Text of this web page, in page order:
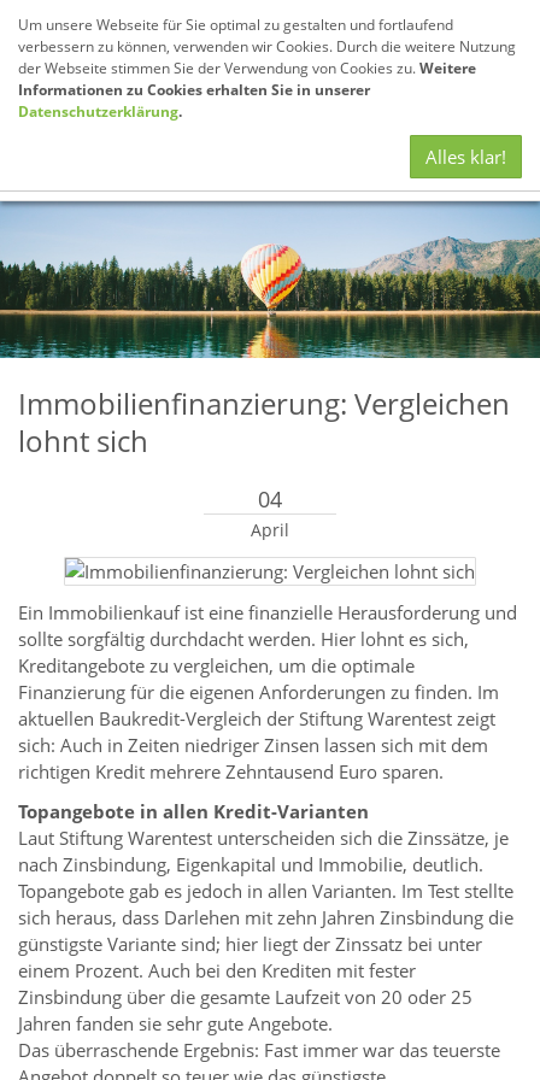
Immobilienfinanzierung: Vergleichen
lohnt sich
04
April
Ein Immobilienkauf ist eine finanzielle Herausforderung und
sollte sorgfältig durchdacht werden. Hier lohnt es sich,
Kreditangebote zu vergleichen, um die optimale
Finanzierung für die eigenen Anforderungen zu finden. Im
aktuellen Baukredit-Vergleich der Stiftung Warentest zeigt
sich: Auch in Zeiten niedriger Zinsen lassen sich mit dem
richtigen Kredit mehrere Zehntausend Euro sparen.
Topangebote in allen Kredit-Varianten
Laut Stiftung Warentest unterscheiden sich die Zinssätze, je
nach Zins­bindung, Eigen­kapital und Immobilie, deutlich.
Topangebote gab es jedoch in allen Varianten. Im Test stellte
sich heraus, dass Darlehen mit zehn Jahren Zinsbindung die
günstigste Variante sind; hier liegt der Zinssatz bei unter
einem Prozent. Auch bei den Krediten mit fester
Zinsbindung über die gesamte Laufzeit von 20 oder 25
Jahren fanden sie sehr gute Angebote.
Das überraschende Ergebnis: Fast immer war das teuerste
Um unsere Webseite für Sie optimal zu gestalten und fortlaufend
verbessern zu können, verwenden wir Cookies. Durch die weitere Nutzung
der Webseite stimmen Sie der Verwendung von Cookies zu.Weitere
Informationen zu Cookies erhalten Sie in unserer
Datenschutzerklärung.
Alles klar!